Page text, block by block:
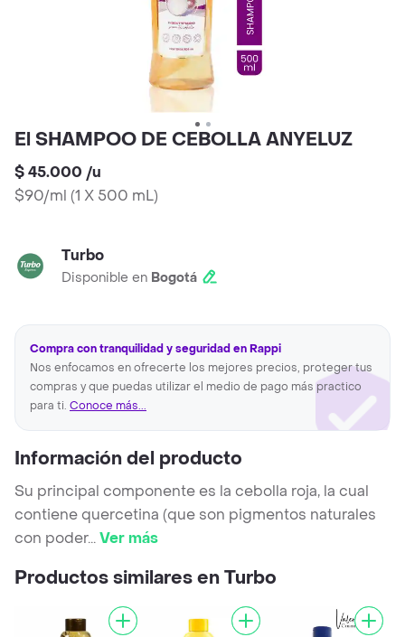
El SHAMPOO DE CEBOLLA ANYELUZ
$ 45.000 /u
$90/ml (1 X 500 mL)
Turbo
Disponible en Bogotá
Compra con tranquilidad y seguridad en Rappi
Nos enfocamos en ofrecerte los mejores precios, proteger tus
compras y que puedas utilizar el medio de pago más practico
para ti. Conoce más...
Información del producto
Su principal componente es la cebolla roja, la cual
contiene quercetina (que son pigmentos naturales
con poder...Ver más
Productos similares en Turbo